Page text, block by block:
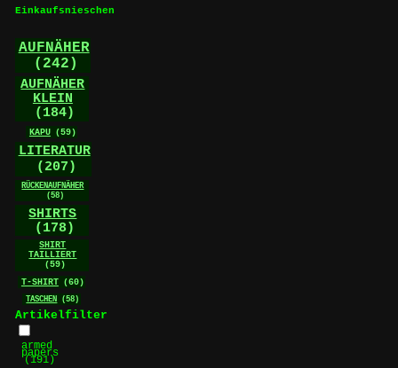
Einkaufsnieschen
AUFNÄHER
(242)
AUFNÄHER
KLEIN
(184)
KAPU (59)
LITERATUR
(207)
RÜCKENAUFNÄHER
(58)
SHIRTS
(178)
SHIRT
TAILLIERT
(59)
T-SHIRT (60)
TASCHEN
(58)
Artikelfilter
armed
papers
(191)